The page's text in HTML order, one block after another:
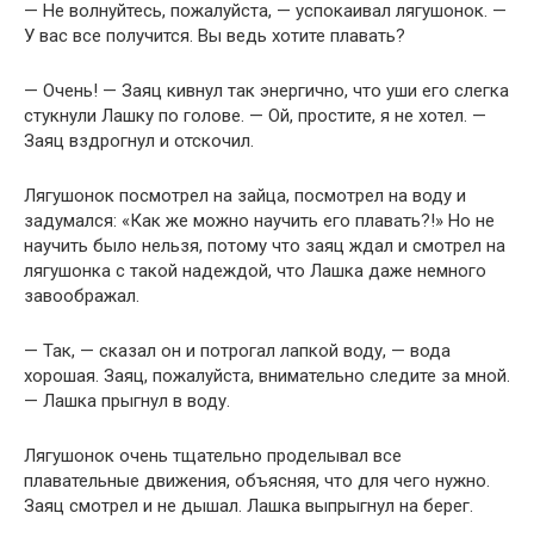
— Не волнуйтесь, пожалуйста, — успокаивал лягушонок. —
У вас все получится. Вы ведь хотите плавать?
— Очень! — Заяц кивнул так энергично, что уши его слегка
стукнули Лашку по голове. — Ой, простите, я не хотел. —
Заяц вздрогнул и отскочил.
Лягушонок посмотрел на зайца, посмотрел на воду и
задумался: «Как же можно научить его плавать?!» Но не
научить было нельзя, потому что заяц ждал и смотрел на
лягушонка с такой надеждой, что Лашка даже немного
завоображал.
— Так, — сказал он и потрогал лапкой воду, — вода
хорошая. Заяц, пожалуйста, внимательно следите за мной.
— Лашка прыгнул в воду.
Лягушонок очень тщательно проделывал все
плавательные движения, объясняя, что для чего нужно.
Заяц смотрел и не дышал. Лашка выпрыгнул на берег.